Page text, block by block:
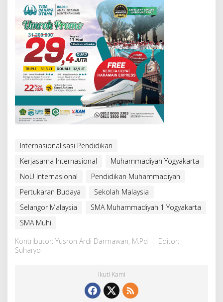
Internasionalisasi Pendidikan
Kerjasama Internasional
Muhammadiyah Yogyakarta
NoU Internasional
Pendidikan Muhammadiyah
Pertukaran Budaya
Sekolah Malaysia
Selangor Malaysia
SMA Muhammadiyah 1 Yogyakarta
SMA Muhi
Kontributor: Yusron Ardi Darmawan, M.Pd
Editor:
Suharyo
Ikuti Kami